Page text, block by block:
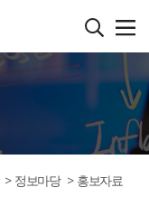
정보마당 홍보자료